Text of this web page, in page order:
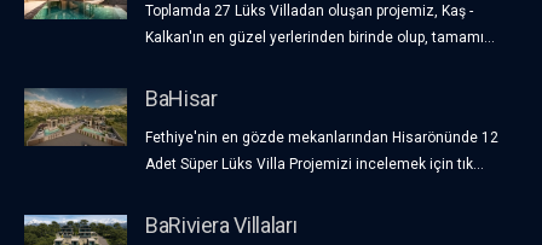
Toplamda 27 Lüks Villadan oluşan projemiz, Kaş -
Kalkan'ın en güzel yerlerinden birinde olup, tamamı...
BaHisar
Fethiye'nin en gözde mekanlarından Hisarönünde 12
Adet Süper Lüks Villa Projemizi incelemek için tık...
BaRiviera Villaları